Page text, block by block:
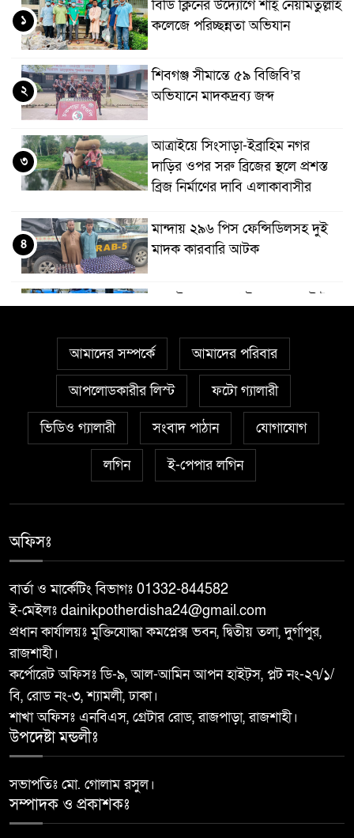
বিডি ক্লিনের উদ্যোগে শাহ্ নেয়ামতুল্লাহ
কলেজে পরিচ্ছন্নতা অভিযান
১
শিবগঞ্জ সীমান্তে ৫৯ বিজিবি’র
অভিযানে মাদকদ্রব্য জব্দ
২
আত্রাইয়ে সিংসাড়া-ইব্রাহিম নগর
দাড়ির ওপর সরু ব্রিজের স্থলে প্রশস্ত
ব্রিজ নির্মাণের দাবি এলাকাবাসীর
৩
মান্দায় ২৯৬ পিস ফেন্সিডিলসহ দুই
মাদক কারবারি আটক
৪
আত্রাইয়ে ২০ লাখ টাকা মূল্যের ট্রাক্টর
বাঘা পৌরসভার উন্নয়নে পাঁচটি
প্রকল্পের উদ্বোধন করলেন সংসদ
সদস্য আবু সাঈদ চাঁদ
চারঘাটে পাঁচ মাদক মামলার আসামি
গ্রেপ্তার, মাদকের বিরুদ্ধে জিরো
(বিএমডিএ)-এর পরিচালনা বোর্ডের
৮
দুর্গাপুরে ঝালুকা ইউনিয়ন পরিদর্শন
করলেন ইউএনও উম্মে হাবিবা
৯
বাঘায় পুলিশ পরিচয়ে চাঁদাবাজির
অভিযোগে ২ ভুয়া পুলিশকে গণপিটুনির
১০
আমাদের সম্পর্কে আমাদের পরিবার
আপলোডকারীর লিস্ট ফটো গ্যালারী
ভিডিও গ্যালারী সংবাদ পাঠান যোগাযোগ
লগিন ই-পেপার লগিন
অফিসঃ
বার্তা ও মার্কেটিং বিভাগঃ 01332-844582
ই-মেইলঃ dainikpotherdisha24@gmail.com
প্রধান কার্যালয়ঃ মুক্তিযোদ্ধা কমপ্লেক্স ভবন, দ্বিতীয় তলা, দুর্গাপুর,
রাজশাহী।
কর্পোরেট অফিসঃ ডি-৯, আল-আমিন আপন হাইট্স, প্লট নং-২৭/১/
বি, রোড নং-৩, শ্যামলী, ঢাকা।
শাখা অফিসঃ এনবিএস, গ্রেটার রোড, রাজপাড়া, রাজশাহী।
উপদেষ্টা মন্ডলীঃ
সভাপতিঃ মো. গোলাম রসুল।
সম্পাদক ও প্রকাশকঃ